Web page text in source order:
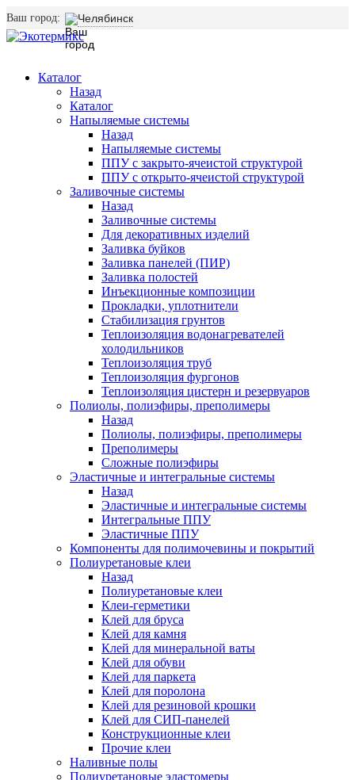
Ваш город: Челябинск
Каталог
Назад
Каталог
Напыляемые системы
Назад
Напыляемые системы
ППУ с закрыто-ячеистой структурой
ППУ с открыто-ячеистой структурой
Заливочные системы
Назад
Заливочные системы
Для декоративных изделий
Заливка буйков
Заливка панелей (ПИР)
Заливка полостей
Инъекционные композиции
Прокладки, уплотнители
Стабилизация грунтов
Теплоизоляция водонагревателей
холодильников
Теплоизоляция труб
Теплоизоляция фургонов
Теплоизоляция цистерн и резервуаров
Полиолы, полиэфиры, преполимеры
Назад
Полиолы, полиэфиры, преполимеры
Преполимеры
Сложные полиэфиры
Эластичные и интегральные системы
Назад
Эластичные и интегральные системы
Интегральные ППУ
Эластичные ППУ
Компоненты для полимочевины и покрытий
Полиуретановые клеи
Назад
Полиуретановые клеи
Клеи-герметики
Клей для бруса
Клей для камня
Клей для минеральной ваты
Клей для обуви
Клей для паркета
Клей для поролона
Клей для резиновой крошки
Клей для СИП-панелей
Конструкционные клеи
Прочие клеи
Наливные полы
Полиуретановые эластомеры